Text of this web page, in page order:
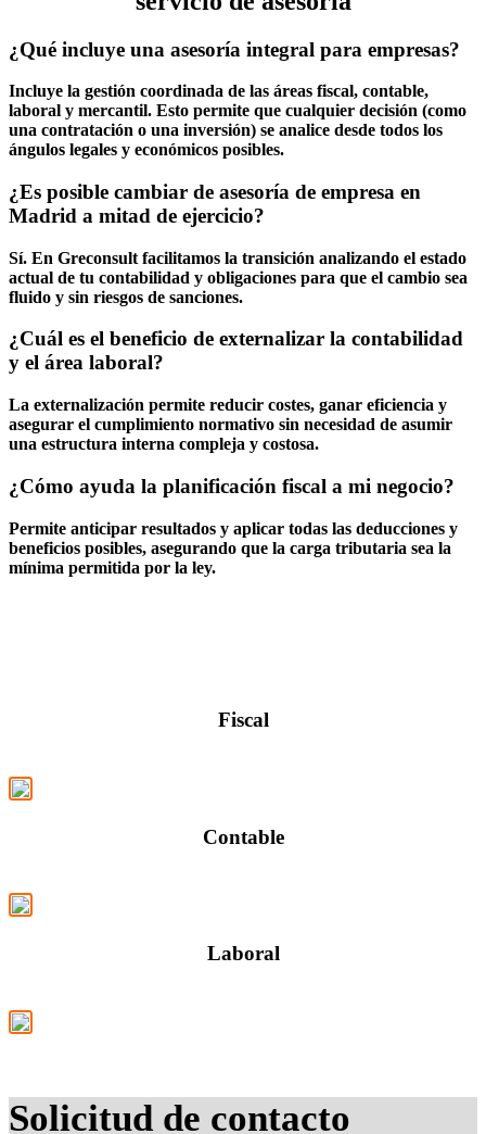
¿Qué incluye una asesoría integral para empresas?
Incluye la gestión coordinada de las áreas fiscal, contable,
laboral y mercantil. Esto permite que cualquier decisión (como
una contratación o una inversión) se analice desde todos los
ángulos legales y económicos posibles.
¿Es posible cambiar de asesoría de empresa en
Madrid a mitad de ejercicio?
Sí. En Greconsult facilitamos la transición analizando el estado
actual de tu contabilidad y obligaciones para que el cambio sea
fluido y sin riesgos de sanciones.
¿Cuál es el beneficio de externalizar la contabilidad
y el área laboral?
La externalización permite reducir costes, ganar eficiencia y
asegurar el cumplimiento normativo sin necesidad de asumir
una estructura interna compleja y costosa.
¿Cómo ayuda la planificación fiscal a mi negocio?
Permite anticipar resultados y aplicar todas las deducciones y
beneficios posibles, asegurando que la carga tributaria sea la
mínima permitida por la ley.
Fiscal
Contable
Laboral
Solicitud de contacto